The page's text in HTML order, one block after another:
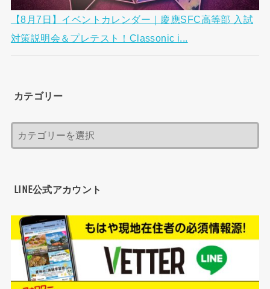
【8月7日】イベントカレンダー｜慶應SFC高等部 入試
対策説明会＆プレテスト！Classonic i...
カテゴリー
LINE公式アカウント